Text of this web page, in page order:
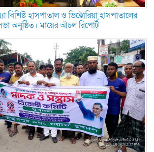
বিশিষ্ট হাসপাতাল ও ভিক্টোরিয়া হাসপাতালের
অনুষ্ঠিত। মায়ের আঁচল রিপোর্ট